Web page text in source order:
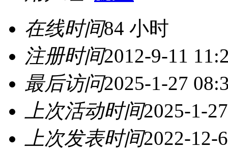
在线时间84 小时
注册时间2012-9-11
最后访问2025-1-27
上次活动时间2025-1-
上次发表时间2022-12-